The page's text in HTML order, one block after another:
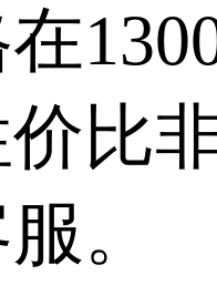
比
。